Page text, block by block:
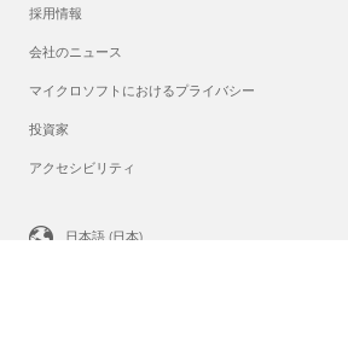
採用情報
会社のニュース
マイクロソフトにおけるプライバシー
投資家
アクセシビリティ
日本語 (日本)